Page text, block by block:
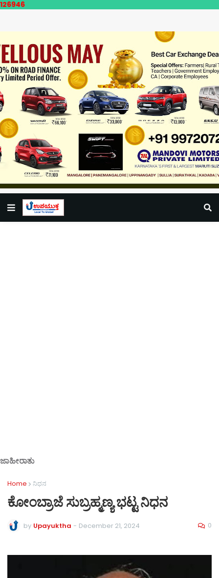
ಜಾಹೀರಾತು
Home ನಿಧನ
ಕೋಂಬ್ರಾಜೆ ಸುಬ್ರಹ್ಮಣ್ಯ ಭಟ್ಟ ನಿಧನ
by Upayuktha - December 21, 2024 0